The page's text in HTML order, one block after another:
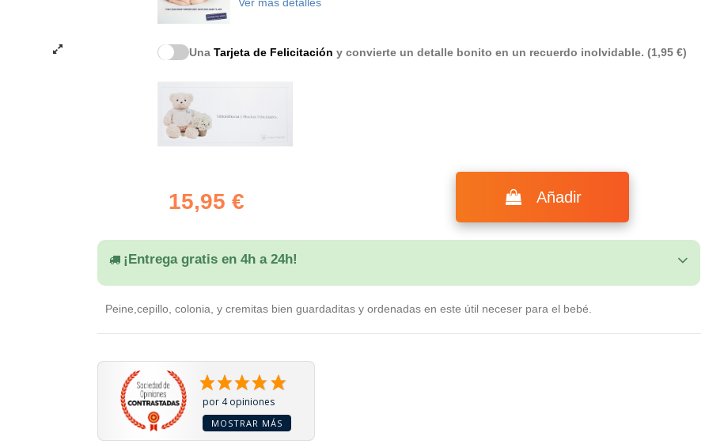
Una Tarjeta de Felicitación y convierte un detalle bonito en un recuerdo inolvidable. (1,95 €)
15,95 € Añadir
¡Entrega gratis en 4h a 24h!
Peine,cepillo, colonia, y cremitas bien guardaditas y ordenadas en este útil neceser para el bebé.
por 4 opiniones
MOSTRAR MÁS